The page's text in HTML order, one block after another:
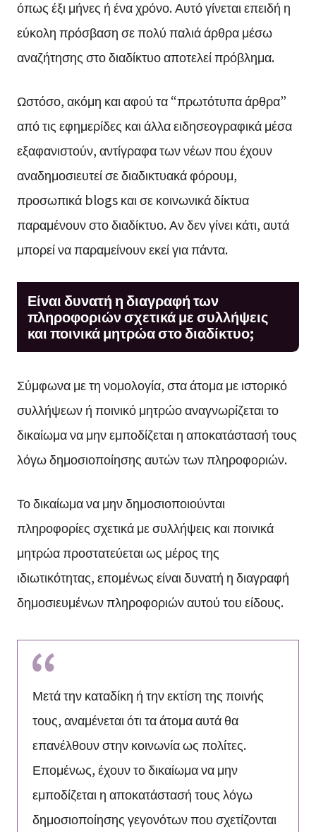
όπως έξι μήνες ή ένα χρόνο. Αυτό γίνεται επειδή η
εύκολη πρόσβαση σε πολύ παλιά άρθρα μέσω
αναζήτησης στο διαδίκτυο αποτελεί πρόβλημα.
Ωστόσο, ακόμη και αφού τα “πρωτότυπα άρθρα”
από τις εφημερίδες και άλλα ειδησεογραφικά μέσα
εξαφανιστούν, αντίγραφα των νέων που έχουν
αναδημοσιευτεί σε διαδικτυακά φόρουμ,
προσωπικά blogs και σε κοινωνικά δίκτυα
παραμένουν στο διαδίκτυο. Αν δεν γίνει κάτι, αυτά
μπορεί να παραμείνουν εκεί για πάντα.
Είναι δυνατή η διαγραφή των
πληροφοριών σχετικά με συλλήψεις
και ποινικά μητρώα στο διαδίκτυο;
Σύμφωνα με τη νομολογία, στα άτομα με ιστορικό
συλλήψεων ή ποινικό μητρώο αναγνωρίζεται το
δικαίωμα να μην εμποδίζεται η αποκατάστασή τους
λόγω δημοσιοποίησης αυτών των πληροφοριών.
Το δικαίωμα να μην δημοσιοποιούνται
πληροφορίες σχετικά με συλλήψεις και ποινικά
μητρώα προστατεύεται ως μέρος της
ιδιωτικότητας, επομένως είναι δυνατή η διαγραφή
δημοσιευμένων πληροφοριών αυτού του είδους.
Μετά την καταδίκη ή την εκτίση της ποινής
τους, αναμένεται ότι τα άτομα αυτά θα
επανέλθουν στην κοινωνία ως πολίτες.
Επομένως, έχουν το δικαίωμα να μην
εμποδίζεται η αποκατάστασή τους λόγω
δημοσιοποίησης γεγονότων που σχετίζονται